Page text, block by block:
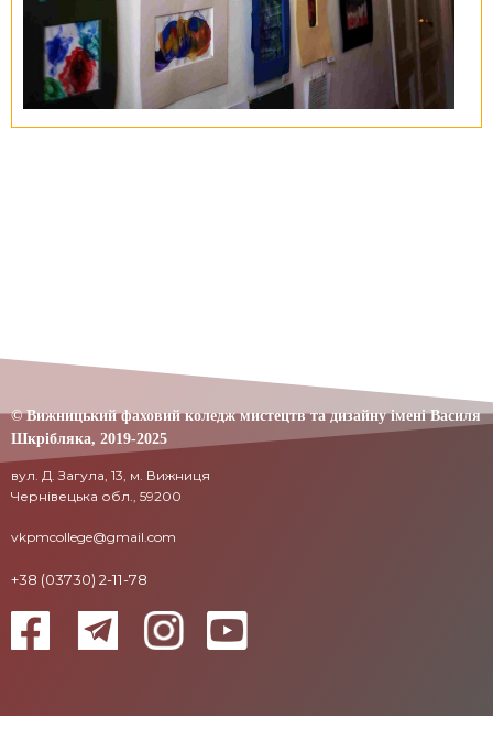
© Вижницький фаховий коледж мистецтв та дизайну імені Василя
Шкрібляка, 2019-2025
вул. Д. Загула, 13, м. Вижниця
Чернівецька обл., 59200
vkpmcollege@gmail.com
+38 (03730) 2-11-78